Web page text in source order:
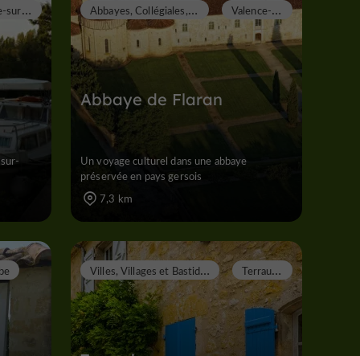
V
alence-sur-Baïse
Abbaye de Flaran
A
bbayes, Collégiales, Eglises, Prieurés V
alence-sur-Baïse
Un voyage culturel dans une abbaye
préservée en pays gersois
7,3 km
V
illes, Villages et Bastides T
erraube